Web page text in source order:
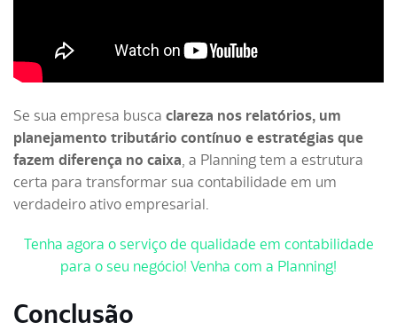
Se sua empresa busca clareza nos relatórios, um
planejamento tributário contínuo e estratégias que
fazem diferença no caixa , a Planning tem a estrutura
certa para transformar sua contabilidade em um
verdadeiro ativo empresarial.
Tenha agora o serviço de qualidade em contabilidade
para o seu negócio! Venha com a Planning!
Conclusão